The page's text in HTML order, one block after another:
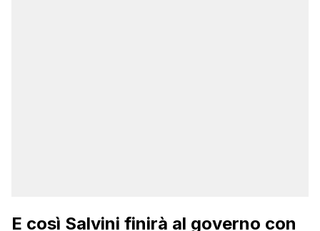
E così Salvini finirà al governo con